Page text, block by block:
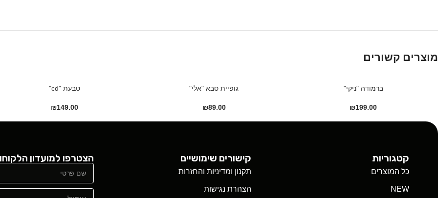
מוצרים קשורים
ברמודה "ניקי"
₪199.00
גופיית סבא "אלי"
₪89.00
טבעת "cd"
₪149.00
קטגוריות
כל המוצרים
NEW
קישורים שימושיים
תקנון ומדיניות והחזרות
הצהרת נגישות
הצטרפו למועדון